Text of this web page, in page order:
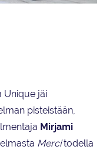
Unique jäi
pisteistään,
Mirjami
Mercitodella